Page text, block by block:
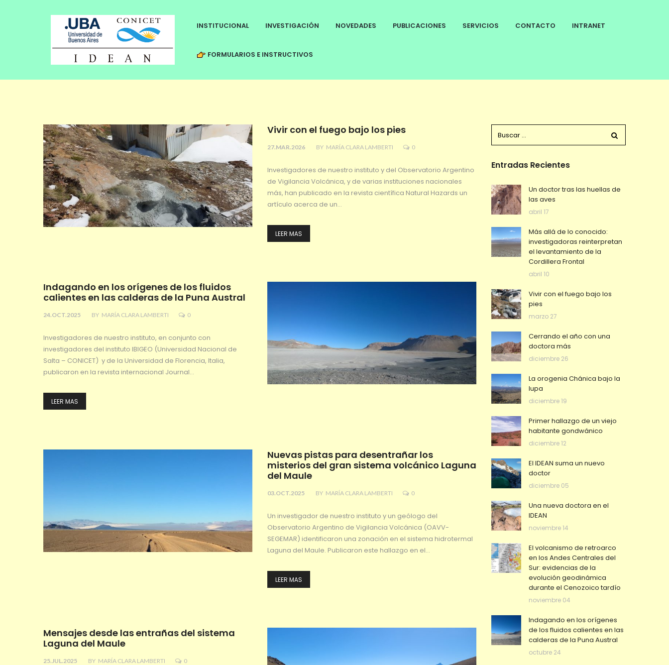
INSTITUCIONAL INVESTIGACIÓN NOVEDADES PUBLICACIONES SERVICIOS CONTACTO INTRANET
FORMULARIOS E INSTRUCTIVOS
Vivir con el fuego bajo los pies
27.MAR.2026 BY MARÍA CLARA LAMBERTI 0
Investigadores de nuestro instituto y del Observatorio Argentino
de Vigilancia Volcánica, y de varias instituciones nacionales
más, han publicado en la revista científica Natural Hazards un
artículo acerca de un…
LEER MAS
Indagando en los orígenes de los fluidos
calientes en las calderas de la Puna Austral
24.OCT.2025 BY MARÍA CLARA LAMBERTI 0
Investigadores de nuestro instituto, en conjunto con
investigadores del instituto IBIGEO (Universidad Nacional de
Salta – CONICET) y de la Universidad de Florencia, Italia,
publicaron en la revista internacional Journal…
LEER MAS
Nuevas pistas para desentrañar los
misterios del gran sistema volcánico Laguna
del Maule
03.OCT.2025 BY MARÍA CLARA LAMBERTI 0
Un investigador de nuestro instituto y un geólogo del
Observatorio Argentino de Vigilancia Volcánica (OAVV-
SEGEMAR) identificaron una zonación en el sistema hidrotermal
Laguna del Maule. Publicaron este hallazgo en el…
LEER MAS
Mensajes desde las entrañas del sistema
Laguna del Maule
25.JUL.2025 BY MARÍA CLARA LAMBERTI 0
Entradas Recientes
Un doctor tras las huellas de
las aves
abril 17
Más allá de lo conocido:
investigadoras reinterpretan
el levantamiento de la
Cordillera Frontal
abril 10
Vivir con el fuego bajo los
pies
marzo 27
Cerrando el año con una
doctora más
diciembre 26
La orogenia Chánica bajo la
lupa
diciembre 19
Primer hallazgo de un viejo
habitante gondwánico
diciembre 12
El IDEAN suma un nuevo
doctor
diciembre 05
Una nueva doctora en el
IDEAN
noviembre 14
El volcanismo de retroarco
en los Andes Centrales del
Sur: evidencias de la
evolución geodinámica
durante el Cenozoico tardío
noviembre 04
Indagando en los orígenes
de los fluidos calientes en las
calderas de la Puna Austral
octubre 24